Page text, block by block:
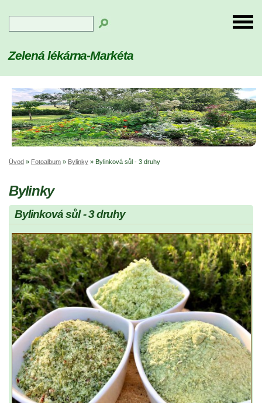
Zelená lékárna-Markéta
Úvod » Fotoalbum » Bylinky » Bylinková sůl - 3 druhy
Bylinky
Bylinková sůl - 3 druhy